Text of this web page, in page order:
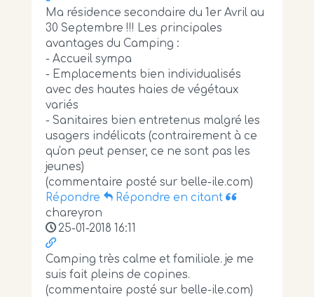
Ma résidence secondaire du 1er Avril au
30 Septembre !!! Les principales
avantages du Camping :
- Accueil sympa
- Emplacements bien individualisés
avec des hautes haies de végétaux
variés
- Sanitaires bien entretenus malgré les
usagers indélicats (contrairement à ce
qu'on peut penser, ce ne sont pas les
jeunes)
(commentaire posté sur belle-ile.com)
Répondre
Répondre en citant
chareyron
25-01-2018 16:11
Camping très calme et familiale. je me
suis fait pleins de copines.
(commentaire posté sur belle-ile.com)